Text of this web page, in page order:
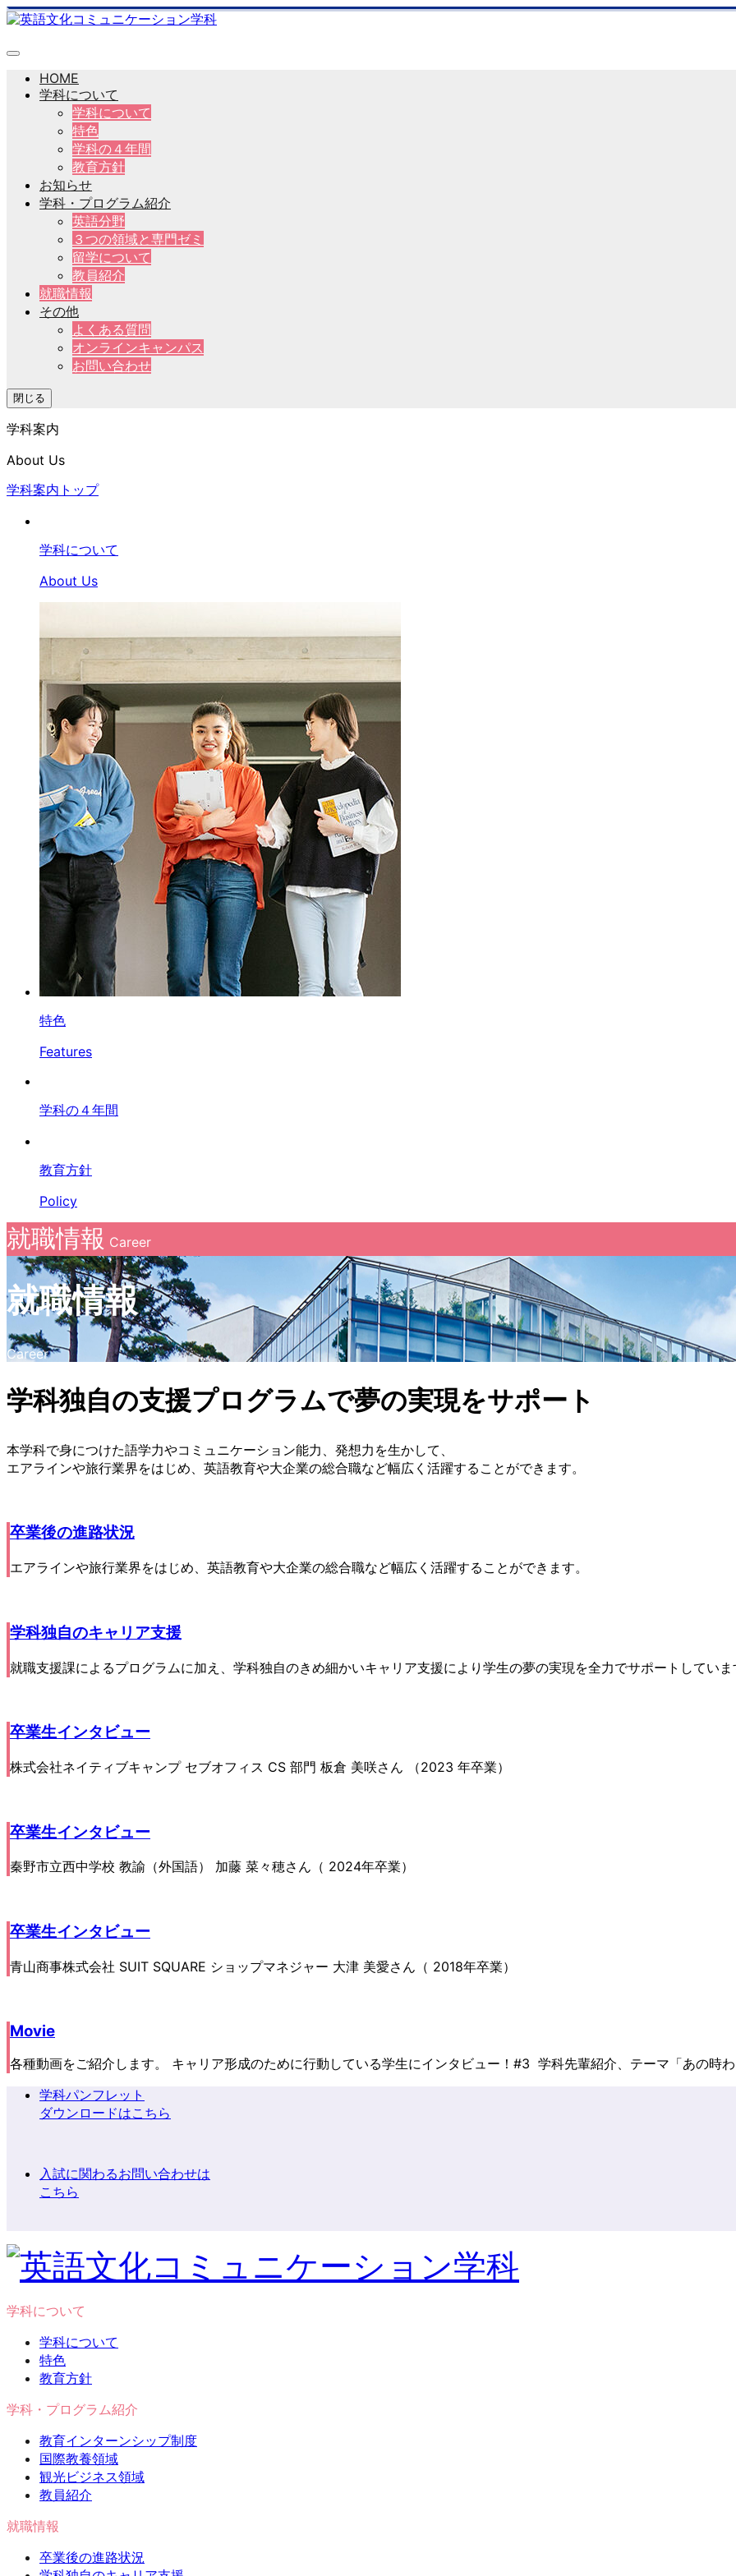
HOME
学科について
学科について
特色
学科の４年間
教育方針
お知らせ
学科・プログラム紹介
英語分野
３つの領域と専門ゼミ
留学について
教員紹介
就職情報
その他
よくある質問
オンラインキャンパス
お問い合わせ
閉じる
学科案内
About Us
学科案内トップ
学科について
About Us
特色
Features
学科の４年間
教育方針
Policy
就職情報 Career
就職情報
Career
学科独自の支援プログラムで夢の実現をサポート
本学科で身につけた語学力やコミュニケーション能力、発想力を生かして、
エアラインや旅行業界をはじめ、英語教育や大企業の総合職など幅広く活躍することができます。
卒業後の進路状況
エアラインや旅行業界をはじめ、英語教育や大企業の総合職など幅広く活躍することができます。
学科独自のキャリア支援
就職支援課によるプログラムに加え、学科独自のきめ細かいキャリア支援により学生の夢の実現を全力でサポートしていま
卒業生インタビュー
株式会社ネイティブキャンプ セブオフィス CS 部門 板倉 美咲さん （2023 年卒業）
卒業生インタビュー
秦野市立西中学校 教諭（外国語） 加藤 菜々穂さん（ 2024年卒業）
卒業生インタビュー
青山商事株式会社 SUIT SQUARE ショップマネジャー 大津 美愛さん（ 2018年卒業）
Movie
各種動画をご紹介します。 キャリア形成のために行動している学生にインタビュー！#3 学科先輩紹介、テーマ「あの時
学科パンフレット
ダウンロードはこちら
入試に関わるお問い合わせは
こちら
学科について
学科について
特色
教育方針
学科・プログラム紹介
教育インターンシップ制度
国際教養領域
観光ビジネス領域
教員紹介
就職情報
卒業後の進路状況